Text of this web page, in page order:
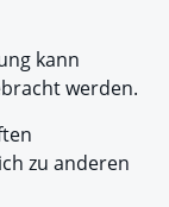
kann
werden.
zu anderen